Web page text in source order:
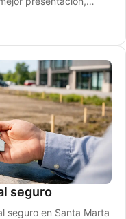
seguro
seguro en Santa Marta